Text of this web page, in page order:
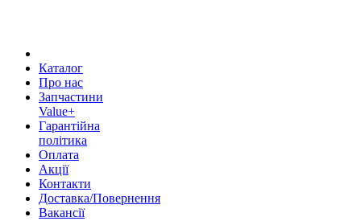
Каталог
Про нас
Запчастини
Value+
Гарантійна
політика
Оплата
Акції
Контакти
Доставка/Повернення
Вакансії